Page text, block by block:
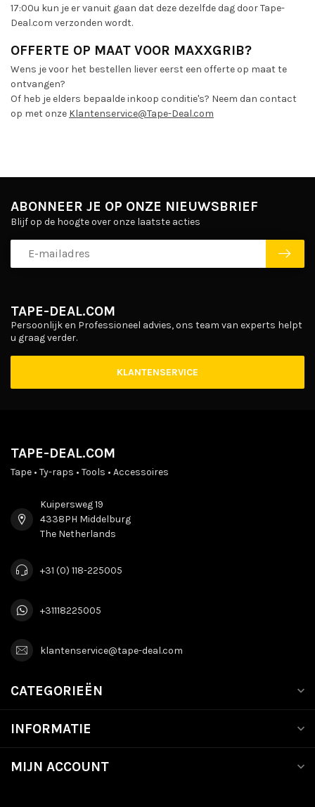
17:00u kun je er vanuit gaan dat deze dezelfde dag door Tape-
Deal.com verzonden wordt.
OFFERTE OP MAAT VOOR MAXXGRIB?
Wens je voor het bestellen liever eerst een offerte op maat te
ontvangen?
Of heb je elders bepaalde inkoop conditie's? Neem dan contact
op met onze Klantenservice@Tape-Deal.com
TAPE-DEAL.COM
Persoonlijk en Professioneel advies, ons team van experts helpt
u graag verder.
KLANTENSERVICE
ABONNEER JE OP ONZE NIEUWSBRIEF
Blijf op de hoogte over onze laatste acties
TAPE-DEAL.COM
Tape • Ty-raps • Tools • Accessoires
Kuipersweg 19
4338PH Middelburg
The Netherlands
+31 (0) 118-225005
+31118225005
klantenservice@tape-deal.com
CATEGORIEËN
INFORMATIE
MIJN ACCOUNT